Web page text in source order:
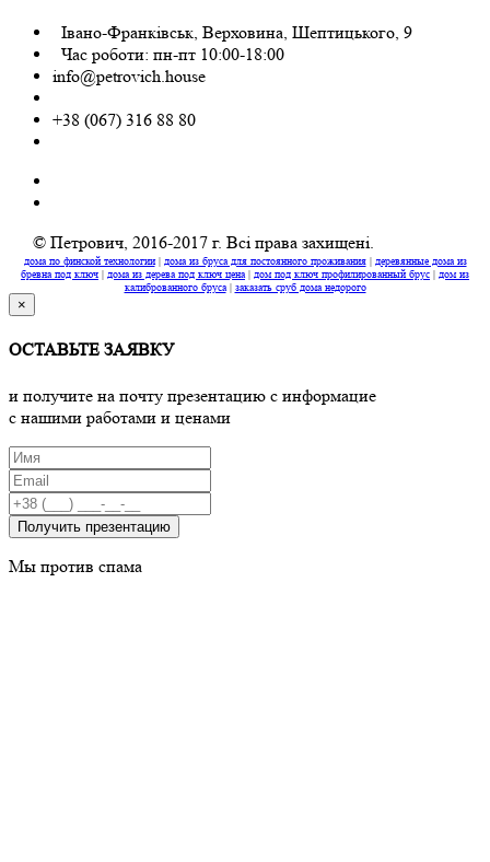
Івано-Франківськ, Верховина, Шептицького, 9
Час роботи: пн-пт 10:00-18:00
info@petrovich.house
+38 (067) 316 88 80
© Петрович, 2016-2017 г. Всі права захищені.
дома по финской технологии| дома из бруса для постоянного проживания| деревянные дома из
бревна под ключ | дома из дерева под ключ цена | дом под ключ профилированный брус | дом из
калиброванного бруса| заказать сруб дома недорого
×
ОСТАВЬТЕ ЗАЯВКУ
и получите на почту презентацию с информацие
c нашими работами и ценами
Получить презентацию
Мы против спама